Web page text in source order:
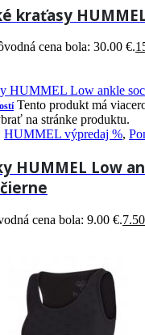
kraťasy
cena bola: 30.00 €.
Tento produkt má
na stránke produktu.
HUMMEL výpredaj %,
HUMMEL Low
cena bola: 9.00 €.7.50